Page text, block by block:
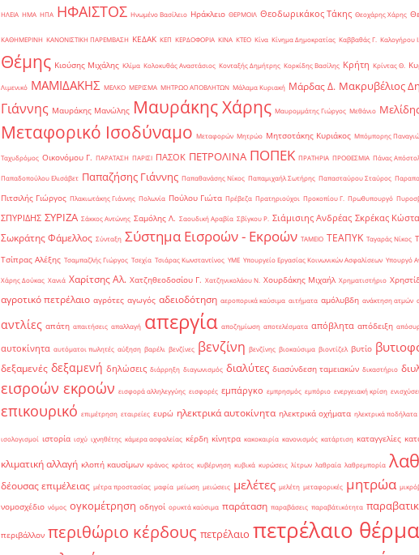
ΗΛΕΙΑ ΗΜΑ ΗΠΑ ΗΦΑΙΣΤΟΣ Ηνωμένο Βασίλειο Ηράκλειο ΘΕΡΜΟΙΛ Θεοδωρικάκος Τάκης Θεοχάρης Χάρης
ΚΑΘΗΜΕΡΙΝΗ ΚΑΝΟΝΙΣΤΙΚΗ ΠΑΡΕΜΒΑΣΗ ΚΕΔΑΚ ΚΕΠ ΚΕΡΔΟΦΟΡΙΑ ΚΙΝΑ ΚΤΕΟ Κίνα Κίνημα Δημοκρατίας Καββαθάς Γ. Καλογήρου Ι.
Θέμης Κιούσης Μιχάλης Κλίμα Κολοκυθάς Αναστάσιος Κονταξής Δημήτρης Κορκίδης Βασίλης Κρήτη Κρίντας Θ.
Λιμενικό ΜΑΜΙΔΑΚΗΣ ΜΕΛΚΟ ΜΕΡΙΣΜΑ ΜΗΤΡΩΟ ΑΠΟΒΛΗΤΩΝ Μάλαμα Κυριακή Μάρδας Δ. Μακρυβέλιος
Γιάννης Μαυράκης Μανώλης Μαυράκης Χάρης Μαυρομμάτης Γιώργος Μεθάνιο
Μεταφορικό Ισοδύναμο Μεταφορών Μητρώο Μητσοτάκης Κυριάκος Μπόμπορης
Ταχυδρόμος Οικονόμου Γ. ΠΑΡΑΤΑΣΗ ΠΑΡΙΣΙ ΠΑΣΟΚ ΠΕΤΡΟΛΙΝΑ ΠΟΠΕΚ ΠΡΑΤΗΡΙΑ ΠΡΟΘΕΣΜΙΑ Πάνας
Παπαδοπούλου Ελισάβετ Παπαζήσης Γιάννης Παπαθανάσης Νίκος Παπαμιχαήλ Σωτήρης Παπασταύρου Σταύρος
Πιτσιλής Γιώργος Πλακιωτάκης Γιάννης Πολωνία Πούλου Γιώτα Πρέβεζα Πρατηριούχοι Προκοπίου Γ. Πρωθυπουργό
ΣΠΥΡΙΔΗΣ ΣΥΡΙΖΑ Σάκκος Αντώνης Σαμόλης Λ. Σαουδική Αραβία Σβίγκου Ρ. Σιάμισιης Ανδρέας Σκρέκας
Σωκράτης Φάμελλος Σύνταξη Σύστημα Εισροών - Εκροών ΤΑΜΕΙΟ ΤΕΑΠΥΚ Ταγαράς Νίκος
Τσίπρας Αλέξης Τσαμπαζλής Γιώργος Τσεχία Τσιάρας Κωνσταντίνος ΥΜΕ Υπουργείο Εργασίας Κοινωνικών Ασφαλίσεων Υπουργό
Χάρης Δούκας Χανιά Χαρίτσης Αλ. Χατζηθεοδοσίου Γ. Χατζηνικολάου Ν. Χουρδάκης Μιχαήλ Χρηματιστήριο
αγροτικό πετρέλαιο αγρότες αγωγός αδειοδότηση αεροπορικά καύσιμα αιτήματα αμόλυβδη ανάκτηση ατμών
αντλίες απάτη απαιτήσεις απαλλαγή απεργία αποζημίωση αποτελέσματα απόβλητα απόδειξη
αυτοκίνητα αυτόματοι πωλητές αύξηση βαρέλι βενζίνες βενζίνη βενζίνης βιοκαύσιμα βιοντίζελ βυτίο
δεξαμενές δεξαμενή δηλώσεις διάρρηξη διαγωνισμός διαλύτες διασύνδεση ταμειακών δικαστήριο
εισροών εκροών εισφορά αλληλεγγύης εισφορές εμπάργκο εμπρησμός εμπόριο ενεργειακή κρίση
επικουρικό επιμέτρηση εταιρείες ευρώ ηλεκτρικά αυτοκίνητα ηλεκτρικά οχήματα ηλεκτρικά ποδήλατα
ισολογισμοί ιστορία ισχύ ιχνηθέτης κάμερα ασφαλείας κέρδη κίνητρα κακοκαιρία κανονισμός κατάρτιση καταγγελίες
κλιματική αλλαγή κλοπή καυσίμων κράνος κράτος κυβέρνηση κυβικά κυρώσεις λίτρων λαθραία λαθρεμπορία
δέουσας επιμέλειας μέτρα προστασίας μαφία μείωση μειώσεις μελέτες μελέτη μεταφορικές μητρώα
νομοσχέδιο νόμος ογκομέτρηση οδηγοί ορυκτά καύσιμα παράταση παραβάσεις παραβάτικότητα
περιβάλλον περιθώριο κέρδους πετρέλαιο πετρέλαιο